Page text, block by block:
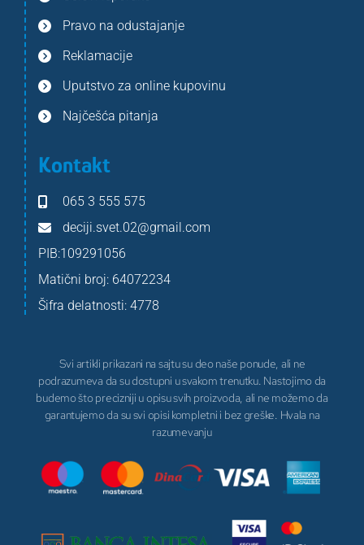
Pravo na odustajanje
Reklamacije
Uputstvo za online kupovinu
Najčešća pitanja
Kontakt
065 3 555 575
deciji.svet.02@gmail.com
PIB:109291056
Matični broj: 64072234
Šifra delatnosti: 4778
Svi artikli prikazani na sajtu su deo naše ponude, ali ne
podrazumeva da su dostupni u svakom trenutku. Nastojimo da
budemo što precizniji u opisu svih proizvoda, ali ne možemo da
garantujemo da su svi opisi kompletni i bez greške. Hvala na
razumevanju